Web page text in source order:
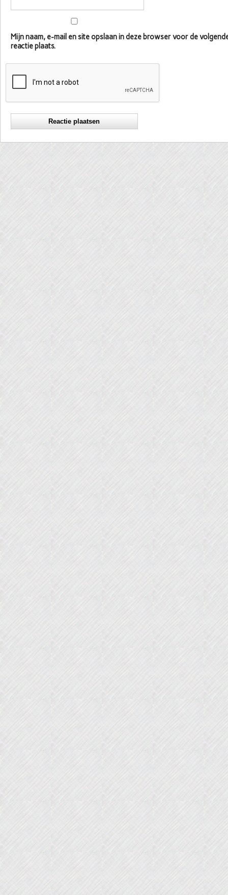
Mijn naam, e-mail en site opslaan in deze browser voor de
reactie plaats.